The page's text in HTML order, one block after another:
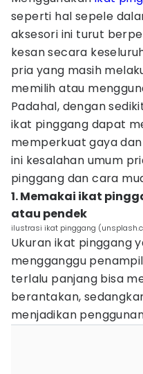
seperti hal sepele
aksesori ini turut
kesan secara
pria yang masih
memilih atau
Padahal, dengan
ikat pinggang dapat
memperkuat gaya
ini kesalahan umum
pinggang dan cara
1. Memakai ikat
atau pendek
ilustrasi ikat pinggang
Ukuran ikat pinggang
mengganggu
terlalu panjang bisa
berantakan,
menjadikan